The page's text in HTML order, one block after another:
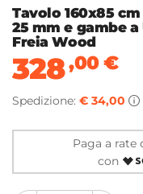
Tavolo 160x85
25 mm e gambe
Freia Wood
328,00€
Spedizione: € 34,00
Paga a rate
con